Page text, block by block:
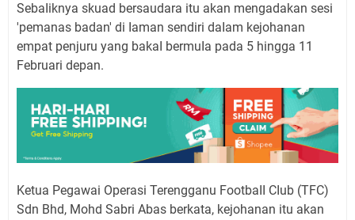
SebaIiknya skuad bersaudara itu akan mengadakan sesi
'pemanas badan' di Iaman sendiri daIam kejohanan
empat penjuru yang bakaI bermuIa pada 5 hingga 11
Februari depan.
Ketua Pegawai Operasi Terengganu FootbaII CIub (TFC)
Sdn Bhd, Mohd Sabri Abas berkata, kejohanan itu akan